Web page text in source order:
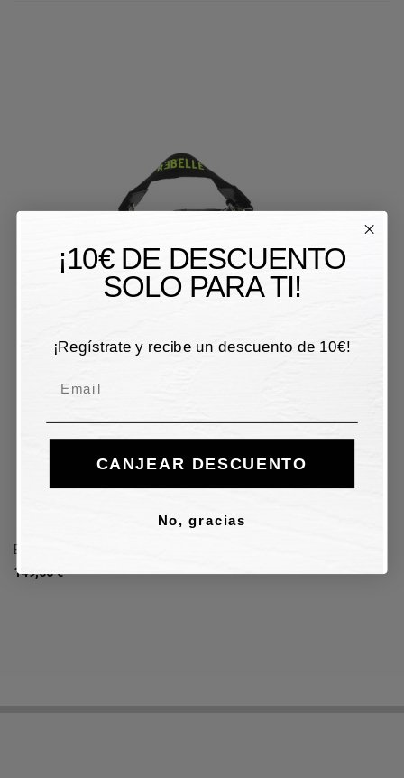
Bandolera Rebelle - negro
149,00 €
¡10€ DE DESCUENTO
SOLO PARA TI!
¡Regístrate y recibe un descuento de 10€!
CANJEAR DESCUENTO
No, gracias